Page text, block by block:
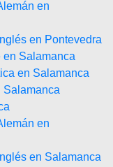
en
en Pontevedra
en Salamanca
en Salamanca
Salamanca
en
en Salamanca